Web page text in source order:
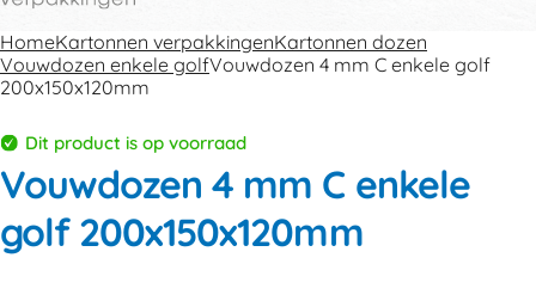
HomeKartonnen verpakkingenKartonnen dozen
Vouwdozen enkele golfVouwdozen 4 mm C enkele golf
200x150x120mm
Dit product is op voorraad
Vouwdozen 4 mm C enkele
golf 200x150x120mm